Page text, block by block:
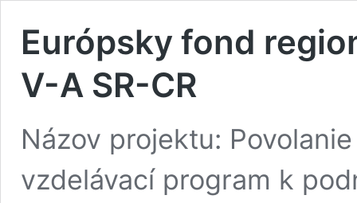
Európsky fond
V-A SR-CR
Názov projektu:
vzdelávací program k